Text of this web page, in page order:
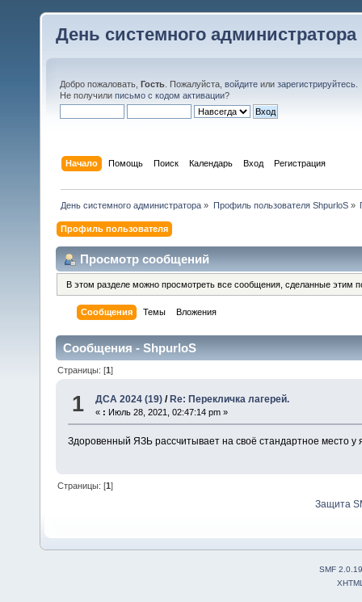
День системного администратора
Добро пожаловать, Гость . Пожалуйста, войдите или зарегистрируйтесь
Не получили письмо с кодом активации?
Начало Помощь Поиск Календарь Вход Регистрация
День системного администратора » Профиль пользователя ShpurloS»
Профиль пользователя
Просмотр сообщений
В этом разделе можно просмотреть все сообщения, сделанные этим
Сообщения Темы Вложения
Сообщения - ShpurloS
Страницы: [1]
1 ДСА 2024 (19) / Re: Перекличка лагерей.
« : Июль 28, 2021, 02:47:14 pm »
Здоровенный ЯЗЬ рассчитывает на своё стандартное место у
Страницы: [1]
Защита
SMF 2.0.19